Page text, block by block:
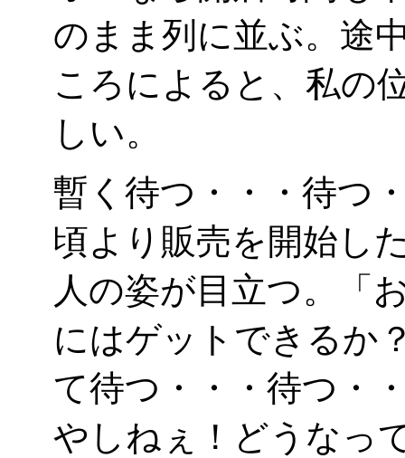
のまま列に並ぶ。途
ころによると、私の
しい。
暫く待つ・・・待つ
頃より販売を開始し
人の姿が目立つ。「
にはゲットできるか
て待つ・・・待つ・
やしねぇ！どうなっ